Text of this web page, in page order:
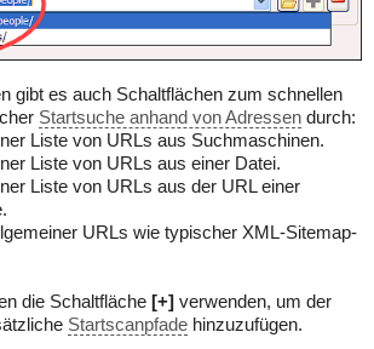
gibt es auch Schaltflächen zum schnellen
Startsuche anhand von Adressen durch:
Liste von URLs aus Suchmaschinen.
Liste von URLs aus einer Datei.
Liste von URLs aus der URL einer
URLs wie typischer XML-Sitemap-
die Schaltfläche [+] verwenden, um der
Startscanpfade hinzuzufügen.